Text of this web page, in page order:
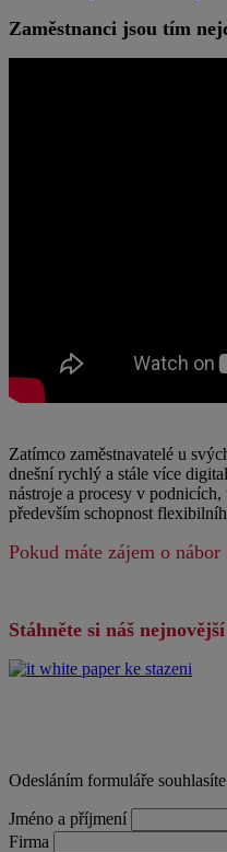
Zaměstnanci jsou tím
Zatímco zaměstnavatelé u
dnešní rychlý a stále více
nástroje a procesy v
především schopnost
Pokud máte zájem o
Stáhněte si náš
Odesláním formuláře
Jméno a příjmení
Firma